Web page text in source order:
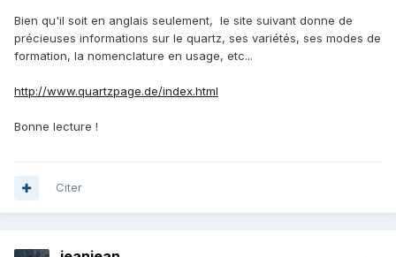
Bien qu'il soit en anglais seulement, le site suivant donne de
précieuses informations sur le quartz, ses variétés, ses modes de
formation, la nomenclature en usage, etc...
http://www.quartzpage.de/index.html
Bonne lecture !
Citer